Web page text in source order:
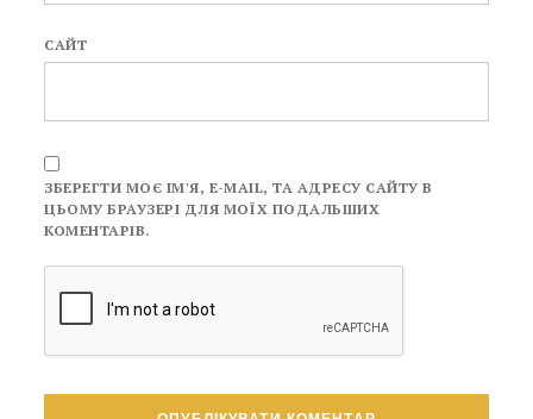
САЙТ
ЗБЕРЕГТИ МОЄ ІМ'Я, E-MAIL, ТА АДРЕСУ САЙТУ В
ЦЬОМУ БРАУЗЕРІ ДЛЯ МОЇХ ПОДАЛЬШИХ
КОМЕНТАРІВ.